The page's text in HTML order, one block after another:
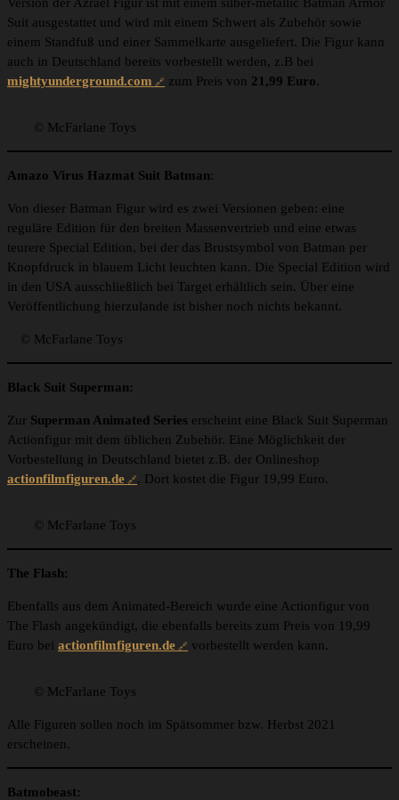
Suit ausgestattet und wird mit einem Schwert als Zubehör sowie
einem Standfuß und einer Sammelkarte ausgeliefert. Die Figur kann
auch in Deutschland bereits vorbestellt werden, z.B bei
mightyunderground.com
zum Preis von 21,99 Euro.
© McFarlane Toys
Amazo Virus Hazmat Suit Batman:
Von dieser Batman Figur wird es zwei Versionen geben: eine
reguläre Edition für den breiten Massenvertrieb und eine etwas
teurere Special Edition, bei der das Brustsymbol von Batman per
Knopfdruck in blauem Licht leuchten kann. Die Special Edition wird
in den USA ausschließlich bei Target erhältlich sein. Über eine
Veröffentlichung hierzulande ist bisher noch nichts bekannt.
© McFarlane Toys
Black Suit Superman:
Zur Superman Animated Series erscheint eine Black Suit Superman
Actionfigur mit dem üblichen Zubehör. Eine Möglichkeit der
Vorbestellung in Deutschland bietet z.B. der Onlineshop
actionfilmfiguren.de
. Dort kostet die Figur 19,99 Euro.
© McFarlane Toys
The Flash:
Ebenfalls aus dem Animated-Bereich wurde eine Actionfigur von
The Flash angekündigt, die ebenfalls bereits zum Preis von 19,99
Euro bei actionfilmfiguren.de vorbestellt werden kann.
© McFarlane Toys
Alle Figuren sollen noch im Spätsommer bzw. Herbst 2021
erscheinen.
Batmobeast: